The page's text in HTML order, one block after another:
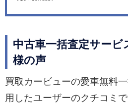
中古車一括査定サービ
様の声
買取カービューの愛車無料
用したユーザーのクチコミ